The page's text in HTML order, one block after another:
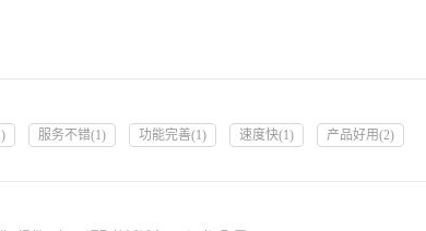
) 服务不错(1) 功能完善(1) 速度快(1) 产品好用(2)